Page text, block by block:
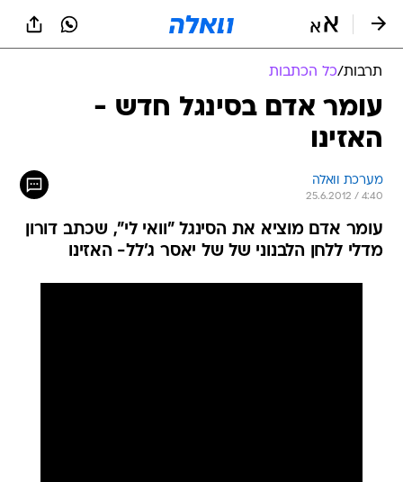
תרבות/כל הכתבות
עומר אדם בסינגל חדש -
האזינו
מערכת וואלה
25.6.2012 / 4:40
עומר אדם מוציא את הסינגל "וואי לי", שכתב דורון
מדלי ללחן הלבנוני של של יאסר ג'לל- האזינו